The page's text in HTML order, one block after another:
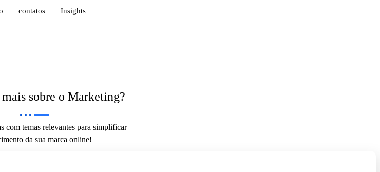
contatos Insights
mais sobre o Marketing?
com temas relevantes para simplificar
da sua marca online!